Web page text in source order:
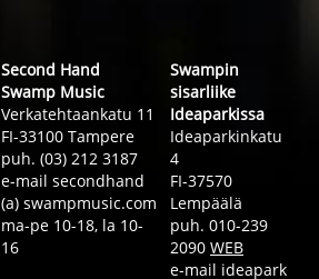
Second Hand
Swamp Music
Verkatehtaankatu 11
FI-33100 Tampere
puh. (03) 212 3187
e-mail secondhand
(a) swampmusic.com
ma-pe 10-18, la 10-
16
Swampin
sisarliike
Ideaparkissa
Ideaparkinkatu
4
FI-37570
Lempäälä
puh. 010-239
2090 WEB
e-mail ideapark